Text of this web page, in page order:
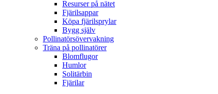
Resurser på nätet
Fjärilsappar
Köpa fjärilsprylar
Bygg själv
Pollinatörsövervakning
Träna på pollinatörer
Blomflugor
Humlor
Solitärbin
Fjärilar